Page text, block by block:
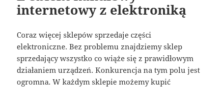
internetowy z elektroniką
Coraz więcej sklepów sprzedaje części
elektroniczne. Bez problemu znajdziemy sklep
sprzedający wszystko co wiąże się z prawidłowym
działaniem urządzeń. Konkurencja na tym polu jest
ogromna. W każdym sklepie możemy kupić